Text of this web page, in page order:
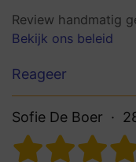
Review handmatig
Bekijk ons beleid
Reageer
Sofie De Boer